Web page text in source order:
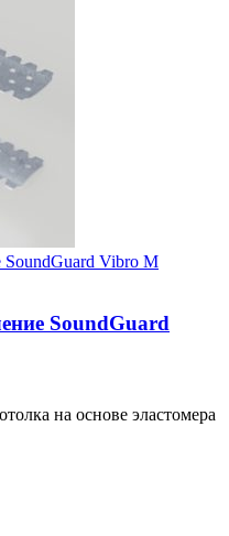
SoundGuard
на основе эластомера